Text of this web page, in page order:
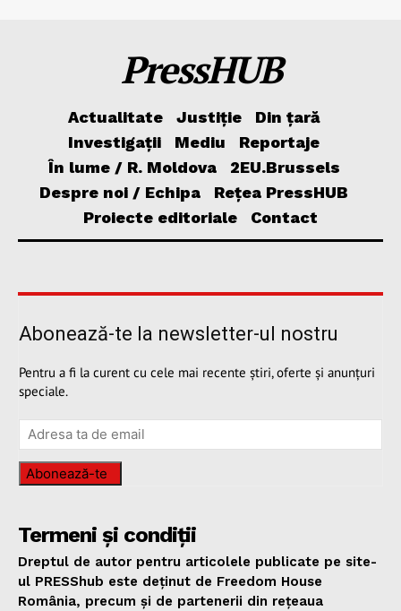
PressHUB
Actualitate Justiție
Din țară
Investigații
Mediu
Reportaje
În lume / R. Moldova
2EU.Brussels
Despre noi / Echipa
Rețea PressHUB
Proiecte editoriale
Contact
Abonează-te la newsletter-ul nostru
Pentru a fi la curent cu cele mai recente știri, oferte și anunțuri
speciale.
Abonează-te
Termeni și condiții
Dreptul de autor pentru articolele publicate pe site-
ul PRESShub este deținut de Freedom House
România, precum și de partenerii din rețeaua